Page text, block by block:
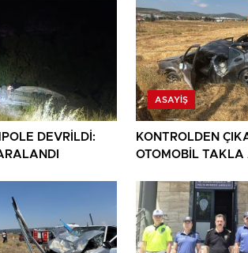
DEVRİLDİ:
ASAYIŞ
KONTROLDEN
OTOMOBİL TAKLA